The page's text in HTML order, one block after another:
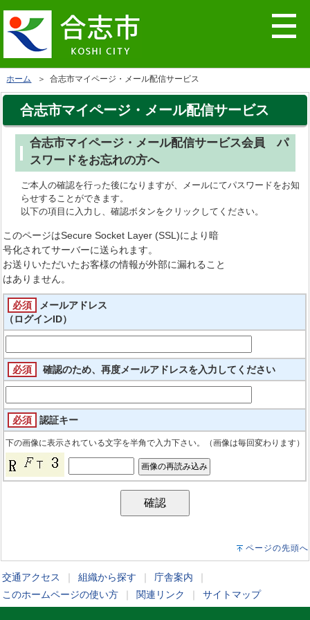
ホーム ＞ 合志市マイページ・メール配信サービス
合志市マイページ・メール配信サービス
合志市マイページ・メール配信サービス会員 パ
スワードをお忘れの方へ
ご本人の確認を行った後になりますが、メールにてパスワードをお知
らせすることができます。
以下の項目に入力し、確認ボタンをクリックしてください。
このページはSecure Socket Layer (SSL)により暗
号化されてサーバーに送られます。
お送りいただいたお客様の情報が外部に漏れること
はありません。
必須
メールアドレス
（ログインID）
必須 確認のため、再度メールアドレスを入力してください
必須 認証キー
下の画像に表示されている文字を半角で入力下さい。（画像は毎回変わります）
ページの先頭へ
交通アクセス 組織から探す 庁舎案内
このホームページの使い方
関連リンク サイトマップ